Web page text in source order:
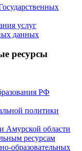
услуг
данных
ресурсы
РФ
политики
Амурской области
ресурсам
образовательных